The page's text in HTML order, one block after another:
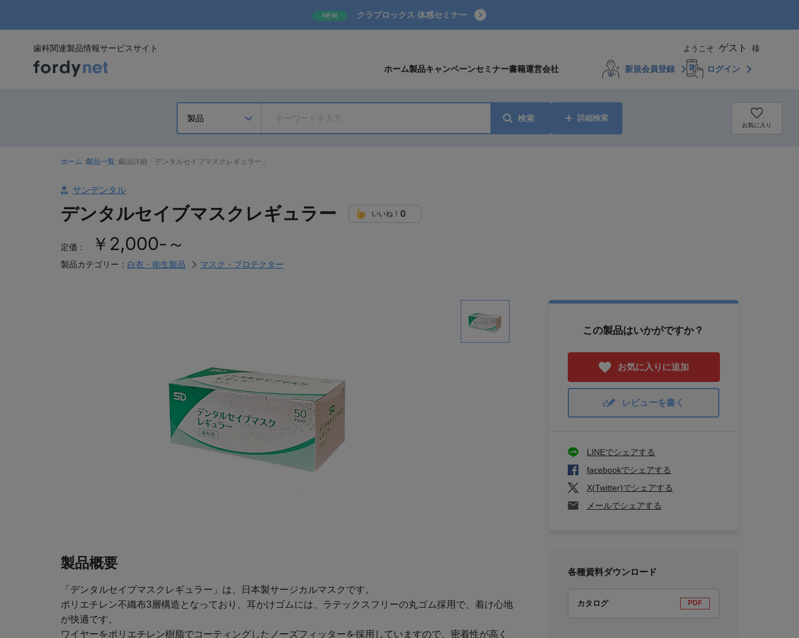
NEW クラプロックス 体感セミナー
歯科関連製品情報サービスサイト ようこそ ゲスト 様
ホーム製品キャンペーンセミナー書籍運営会社 新規会員登録 ログイン
検索 詳細検索
お気に入り
ホーム 製品一覧 製品詳細「デンタルセイブマスクレギュラー」
サンデンタル
デンタルセイブマスクレギュラー いいね！ 0
定価： ￥2,000-～
製品カテゴリー： 白衣・衛生製品 マスク・プロテクター
製品概要
「デンタルセイブマスクレギュラー」は、日本製サージカルマスクです。
ポリエチレン不織布3層構造となっており、耳かけゴムには、ラテックスフリーの丸ゴム採用で、着け心地
が快適です。
ワイヤーをポリエチレン樹脂でコーティングしたノーズフィッターを採用していますので、密着性が高く
この製品はいかがですか？
お気に入りに追加
レビューを書く
LINEでシェアする
facebookでシェアする
X(Twitter)でシェアする
メールでシェアする
各種資料ダウンロード
カタログ PDF